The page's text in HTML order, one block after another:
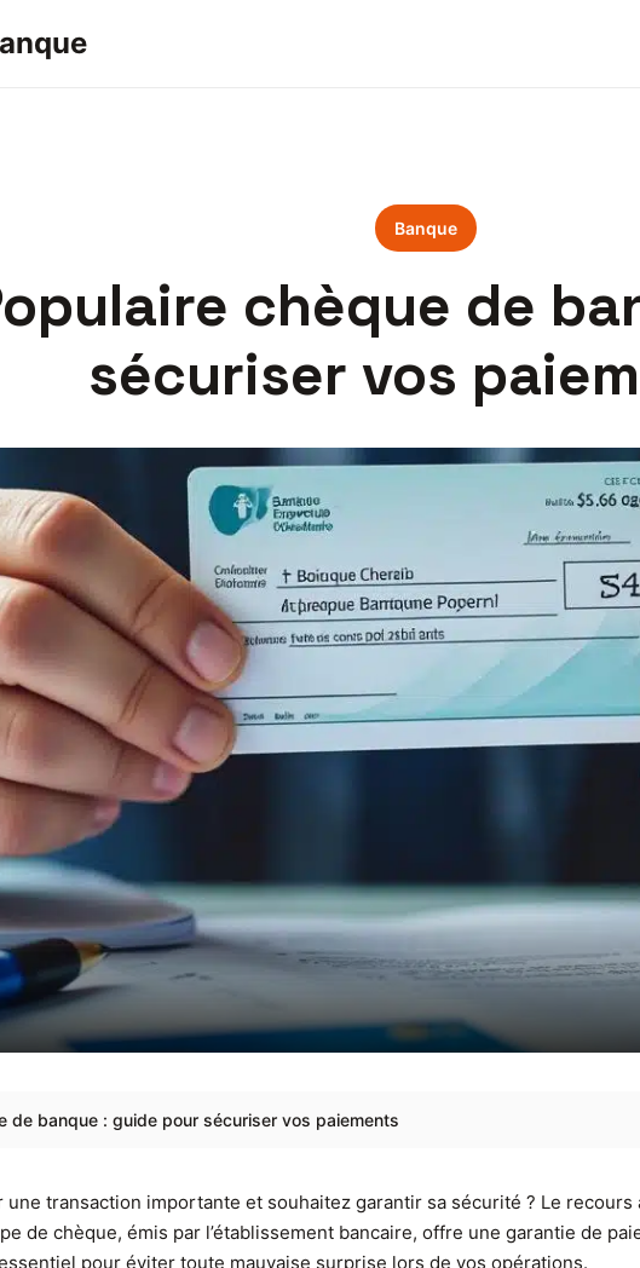
Banque
chèque de
sécuriser vos
de banque : guide pour sécuriser vos paiements
une transaction importante et souhaitez garantir sa sécurité ? Le
de chèque, émis par l’établissement bancaire, offre une garantie de
pour éviter toute mauvaise surprise lors de vos opérations.